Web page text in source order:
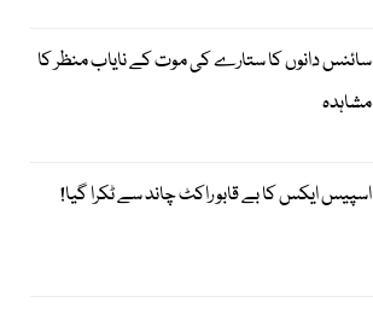
سائنس دانوں کا ستارے کی موت کے نایاب منظر کا
مشاہدہ
اسپیس ایکس کا بے قابو راکٹ چاند سے ٹکرا گیا!